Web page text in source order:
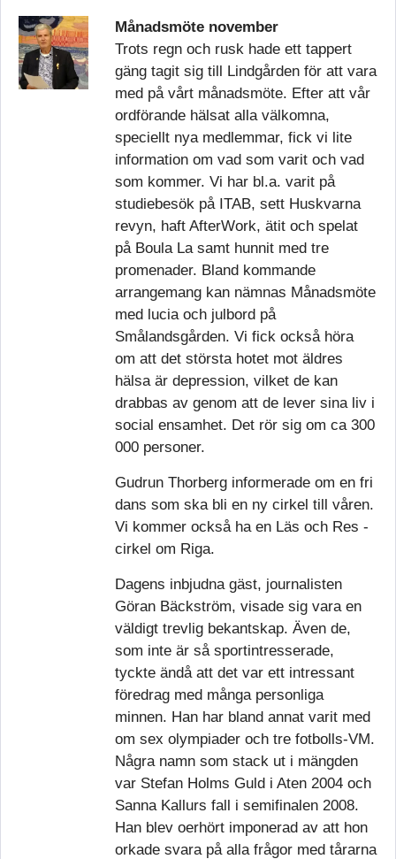
Månadsmöte november
Trots regn och rusk hade ett tappert
gäng tagit sig till Lindgården för att vara
med på vårt månadsmöte. Efter att vår
ordförande hälsat alla välkomna,
speciellt nya medlemmar, fick vi lite
information om vad som varit och vad
som kommer. Vi har bl.a. varit på
studiebesök på ITAB, sett Huskvarna
revyn, haft AfterWork, ätit och spelat
på Boula La samt hunnit med tre
promenader. Bland kommande
arrangemang kan nämnas Månadsmöte
med lucia och julbord på
Smålandsgården. Vi fick också höra
om att det största hotet mot äldres
hälsa är depression, vilket de kan
drabbas av genom att de lever sina liv i
social ensamhet. Det rör sig om ca 300
000 personer.
Gudrun Thorberg informerade om en fri
dans som ska bli en ny cirkel till våren.
Vi kommer också ha en Läs och Res -
cirkel om Riga.
Dagens inbjudna gäst, journalisten
Göran Bäckström, visade sig vara en
väldigt trevlig bekantskap. Även de,
som inte är så sportintresserade,
tyckte ändå att det var ett intressant
föredrag med många personliga
minnen. Han har bland annat varit med
om sex olympiader och tre fotbolls-VM.
Några namn som stack ut i mängden
var Stefan Holms Guld i Aten 2004 och
Sanna Kallurs fall i semifinalen 2008.
Han blev oerhört imponerad av att hon
orkade svara på alla frågor med tårarna